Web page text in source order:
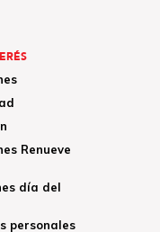
Renueve
día del
personales